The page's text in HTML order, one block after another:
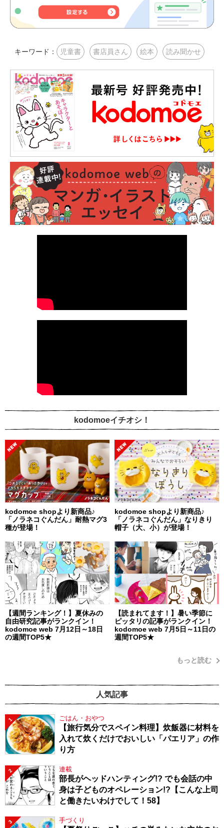
キーワード： 児童書 書店員さん 絵本 読み聞かせ
kodomoeイチオシ！
kodomoe shopより新商品♪
「ノラネコぐんだん」耐熱マグ3
種が登場！
kodomoe shopより新商品♪
「ノラネコぐんだん」なりきり
帽子（大、小）が登場！
【週間ランキング！】夏休みの
自由研究記事がランクイン！
kodomoe web 7月12日～18日
の週間TOP5★
【読まれてます！】暑い季節に
ピッタリの記事がランクイン！
kodomoe web 7月5日～11日の
週間TOP5★
もっと読む
人気記事
1 ごはん・おやつ
【旅行気分でスペイン料理】炊飯器に材料を
入れて炊くだけでおいしい「パエリア」の作
り方
2 連載
部長がヘッドハンティング!? でも会話の中
身は子どものオペレーション!?【こんな上司
と働きたいわけでして！58】
3 手づくり